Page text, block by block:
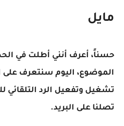
مايل
حسناً، أعرف أنني أطلت في
الموضوع، اليوم سنتعرف على
تشغيل وتفعيل الرد التلقائي
تصلنا على البريد.